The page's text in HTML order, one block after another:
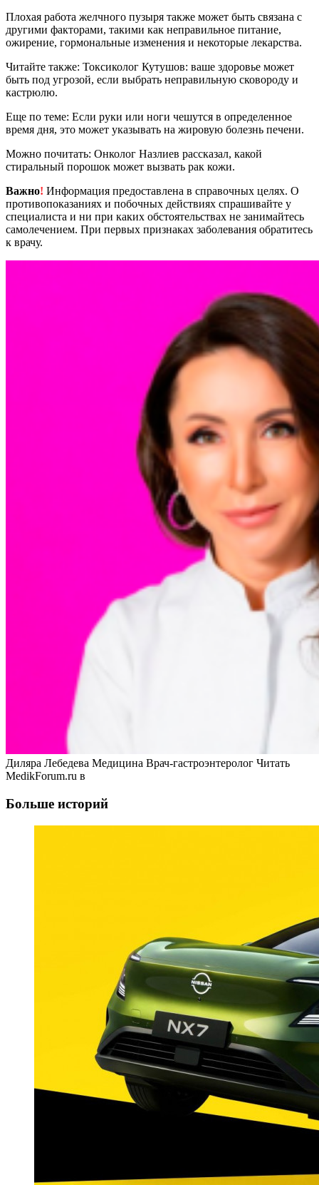
Плохая работа желчного пузыря также может быть связана с
другими факторами, такими как неправильное питание,
ожирение, гормональные изменения и некоторые лекарства.
Читайте также: Токсиколог Кутушов: ваше здоровье может
быть под угрозой, если выбрать неправильную сковороду и
кастрюлю.
Еще по теме: Если руки или ноги чешутся в определенное
время дня, это может указывать на жировую болезнь печени.
Можно почитать: Онколог Назлиев рассказал, какой
стиральный порошок может вызвать рак кожи.
Важно! Информация предоставлена в справочных целях. О
противопоказаниях и побочных действиях спрашивайте у
специалиста и ни при каких обстоятельствах не занимайтесь
самолечением. При первых признаках заболевания обратитесь
к врачу.
Диляра Лебедева Медицина Врач-гастроэнтеролог Читать
MedikForum.ru в
Больше историй